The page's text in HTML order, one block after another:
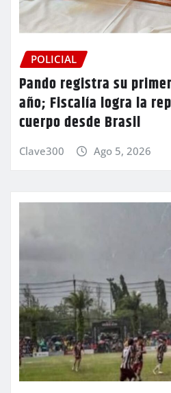
POLICIAL
Pando registra su
año; Fiscalía logra la
cuerpo desde Brasil
Clave300 Ago 5, 2026